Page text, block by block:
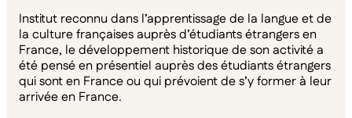
Institut reconnu dans l’apprentissage de la langue et de
la culture françaises auprès d’étudiants étrangers en
France, le développement historique de son activité a
été pensé en présentiel auprès des étudiants étrangers
qui sont en France ou qui prévoient de s’y former à leur
arrivée en France.